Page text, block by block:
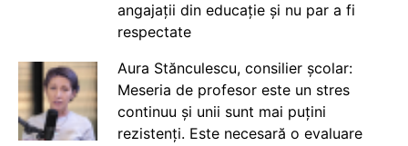
angajații din educație și nu par a fi
respectate
Aura Stănculescu, consilier școlar:
Meseria de profesor este un stres
continuu și unii sunt mai puțini
rezistenți. Este necesară o evaluare